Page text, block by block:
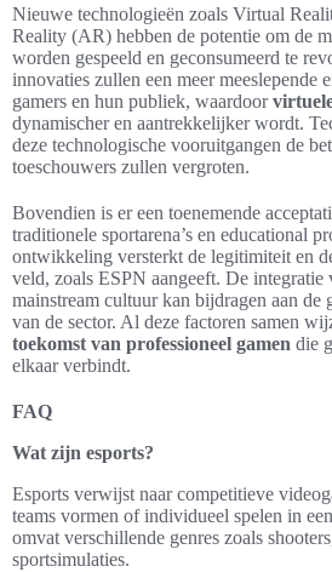
Nieuwe technologieën zoals Virtual
Reality (AR) hebben de potentie om de
worden gespeeld en geconsumeerd te
innovaties zullen een meer meeslepende
gamers en hun publiek, waardoor
dynamischer en aantrekkelijker wordt.
deze technologische vooruitgangen de
toeschouwers zullen vergroten.
Bovendien is er een toenemende
traditionele sportarena’s en educational
ontwikkeling versterkt de legitimiteit en
veld, zoals ESPN aangeeft. De integratie
mainstream cultuur kan bijdragen aan de
van de sector. Al deze factoren samen
toekomst van professioneel gamen die
elkaar verbindt.
FAQ
Wat zijn esports?
Esports verwijst naar competitieve
teams vormen of individueel spelen in
omvat verschillende genres zoals
sportsimulaties.